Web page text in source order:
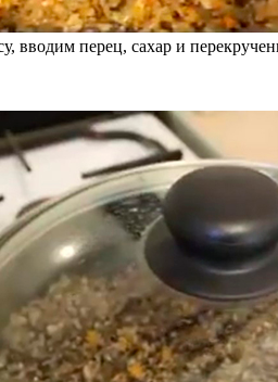
вводим перец, сахар и